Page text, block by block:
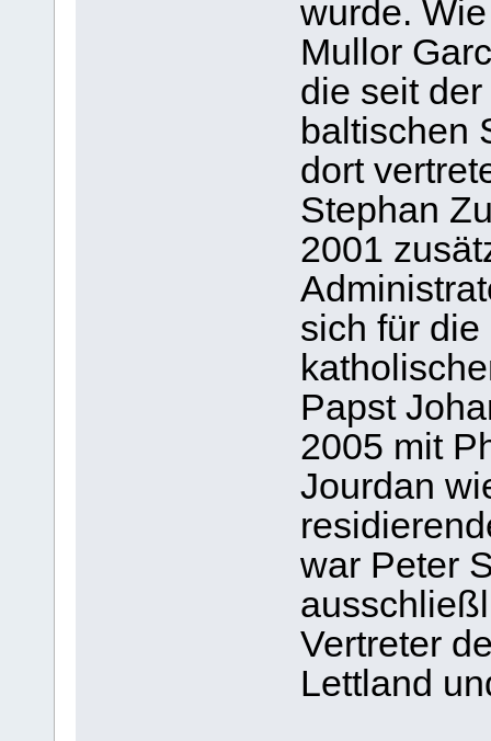
wurde.
Mullor
die seit
baltischen
dort
Stephan
2001
sich für
Papst
2005 mit
Jourdan
war Peter
Vertreter
Lettland